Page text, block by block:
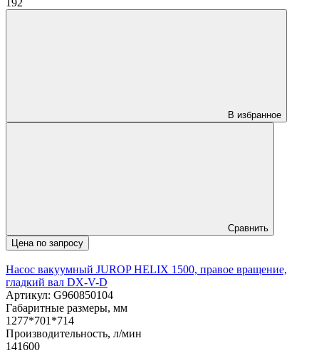
192
В избранное
Сравнить
Цена по запросу
Насос вакуумный JUROP HELIX 1500, правое вращение,
гладкий вал DX-V-D
Артикул: G960850104
Габаритные размеры, мм
1277*701*714
Производительность, л/мин
141600